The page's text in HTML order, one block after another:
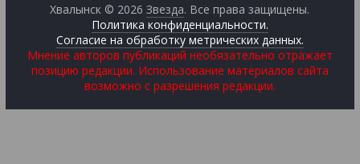
Хвалынск © 2026Звезда. Все права защищены.
Политика конфиденциальности.
Согласие на обработку метрических данных.
Мнение авторов публикаций необязательно отражает
позицию редакции. Использование материалов сайта
возможно с разрешения редакции.